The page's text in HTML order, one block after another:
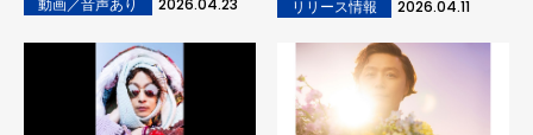
動画／音声あり 2026.04.23
定特典も決定！ さらに、4月
22日(水)にはアルバム収
録曲「Heart of
Rainbow」の先行配信も
決定！
リリース情報 2026.04.11